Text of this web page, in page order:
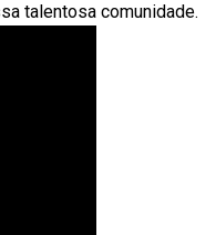
talentosa comunidade.